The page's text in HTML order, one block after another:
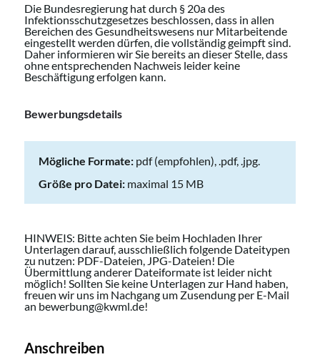
Die Bundesregierung hat durch § 20a des
Infektionsschutzgesetzes beschlossen, dass in allen
Bereichen des Gesundheitswesens nur Mitarbeitende
eingestellt werden dürfen, die vollständig geimpft sind.
Daher informieren wir Sie bereits an dieser Stelle, dass
ohne entsprechenden Nachweis leider keine
Beschäftigung erfolgen kann.
Bewerbungsdetails
Mögliche Formate: pdf (empfohlen), .pdf, .jpg.
Größe pro Datei: maximal 15 MB
HINWEIS: Bitte achten Sie beim Hochladen Ihrer
Unterlagen darauf, ausschließlich folgende Dateitypen
zu nutzen: PDF-Dateien, JPG-Dateien! Die
Übermittlung anderer Dateiformate ist leider nicht
möglich! Sollten Sie keine Unterlagen zur Hand haben,
freuen wir uns im Nachgang um Zusendung per E-Mail
an bewerbung@kwml.de!
Anschreiben